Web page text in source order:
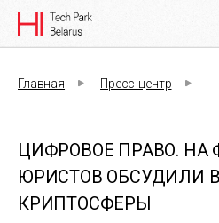
Главная Пресс-центр
ЦИФРОВОЕ ПРАВО. НА
ЮРИСТОВ ОБСУДИЛИ
КРИПТОСФЕРЫ